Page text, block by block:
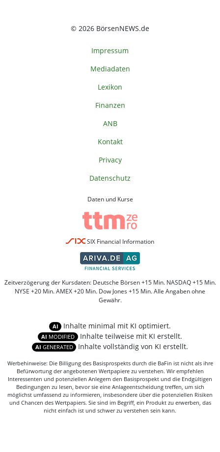
© 2026 BörsenNEWS.de
Impressum
Mediadaten
Lexikon
Finanzen
ANB
Kontakt
Privacy
Datenschutz
Daten und Kurse
SIX Financial Information
Zeitverzögerung der Kursdaten: Deutsche Börsen +15 Min. NASDAQ +15 Min.
NYSE +20 Min. AMEX +20 Min. Dow Jones +15 Min. Alle Angaben ohne
Gewähr.
AI Inhalte minimal mit KI optimiert.
AI MODIFIED Inhalte teilweise mit KI erstellt.
AI GENERATED Inhalte vollständig von KI erstellt.
Werbehinweise: Die Billigung des Basisprospekts durch die BaFin ist nicht als ihre
Befürwortung der angebotenen Wertpapiere zu verstehen. Wir empfehlen
Interessenten und potenziellen Anlegern den Basisprospekt und die Endgültigen
Bedingungen zu lesen, bevor sie eine Anlageentscheidung treffen, um sich
möglichst umfassend zu informieren, insbesondere über die potenziellen Risiken
und Chancen des Wertpapiers. Sie sind im Begriff, ein Produkt zu erwerben, das
nicht einfach ist und schwer zu verstehen sein kann.